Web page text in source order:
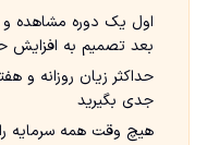
اول یک دوره مشاهده و
بعد تصمیم به افزایش
حداکثر زیان روزانه و
جدی بگیرید
هیچ وقت همه سرمایه